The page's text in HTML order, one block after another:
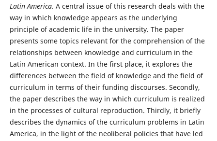
Latin America. A central issue of this research deals with the
way in which knowledge appears as the underlying
principle of academic life in the university. The paper
presents some topics relevant for the comprehension of the
relationships between knowledge and curriculum in the
Latin American context. In the first place, it explores the
differences between the field of knowledge and the field of
curriculum in terms of their funding discourses. Secondly,
the paper describes the way in which curriculum is realized
in the processes of cultural reproduction. Thirdly, it briefly
describes the dynamics of the curriculum problems in Latin
America, in the light of the neoliberal policies that have led